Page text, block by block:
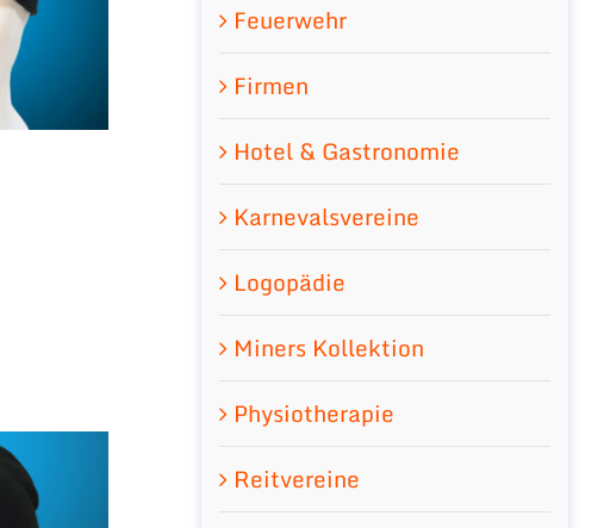
Feuerwehr
Firmen
Hotel & Gastronomie
Karnevalsvereine
Logopädie
Miners Kollektion
Physiotherapie
Reitvereine